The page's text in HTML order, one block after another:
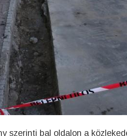
szerinti bal oldalon a